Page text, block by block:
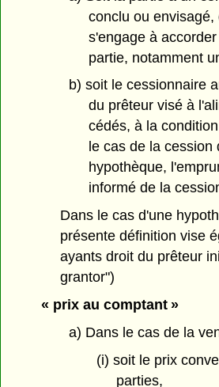
conclu ou envisagé,
s'engage à
partie, notamment
b) soit le cessionnaire
du prêteur visé à
cédés, à la
le cas de la cession
hypothèque,
informé de la
Dans le cas d'une
présente définition vise
ayants droit du prêteur
grantor")
« prix au comptant »
a) Dans le cas de la
(i) soit le prix
parties,